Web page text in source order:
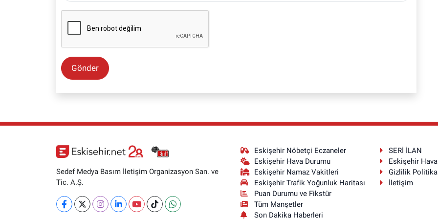
Gönder
Sedef Medya Basım İletişim Organizasyon San. ve
Tic. A.Ş.
Eskişehir Nöbetçi Eczaneler
Eskişehir Hava Durumu
Eskişehir Namaz Vakitleri
Eskişehir Trafik Yoğunluk Haritası
Puan Durumu ve Fikstür
Tüm Manşetler
Son Dakika Haberleri
SERİ İLAN
Eskişehir
Gizlilik
İletişim